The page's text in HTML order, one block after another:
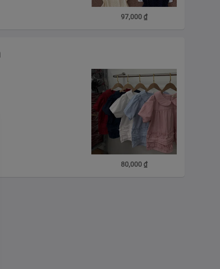
97,000₫
80,000₫